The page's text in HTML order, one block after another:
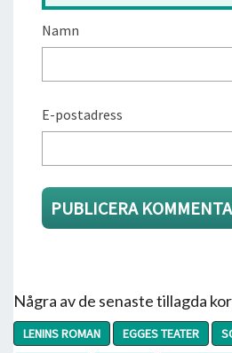
Namn
E-postadress
Några av de senaste tillagda
LENINS ROMAN EGGES TEATER